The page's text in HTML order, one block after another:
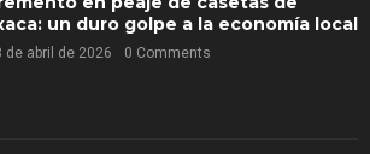
un duro golpe a la economía local
de abril de 2026 0 Comments